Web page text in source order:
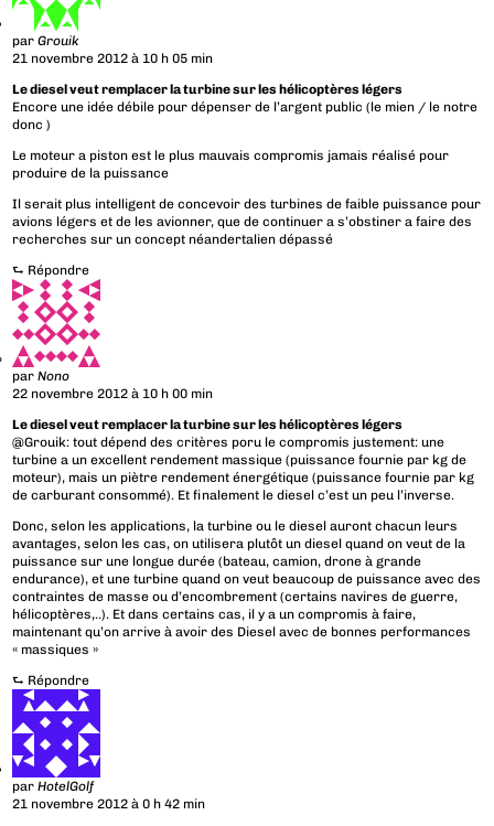
parGrouik
21 novembre 2012 à 10 h 05 min
Le diesel veut remplacer la turbine sur les hélicoptères légers
Encore une idée débile pour dépenser de l’argent public (le mien / le notre
donc )
Le moteur a piston est le plus mauvais compromis jamais réalisé pour
produire de la puissance
Il serait plus intelligent de concevoir des turbines de faible puissance pour
avions légers et de les avionner, que de continuer a s’obstiner a faire des
recherches sur un concept néandertalien dépassé
⮑ Répondre
parNono
22 novembre 2012 à 10 h 00 min
Le diesel veut remplacer la turbine sur les hélicoptères légers
@Grouik: tout dépend des critères poru le compromis justement: une
turbine a un excellent rendement massique (puissance fournie par kg de
moteur), mais un piètre rendement énergétique (puissance fournie par kg
de carburant consommé). Et finalement le diesel c’est un peu l’inverse.
Donc, selon les applications, la turbine ou le diesel auront chacun leurs
avantages, selon les cas, on utilisera plutôt un diesel quand on veut de la
puissance sur une longue durée (bateau, camion, drone à grande
endurance), et une turbine quand on veut beaucoup de puissance avec des
contraintes de masse ou d’encombrement (certains navires de guerre,
hélicoptères,..). Et dans certains cas, il y a un compromis à faire,
maintenant qu’on arrive à avoir des Diesel avec de bonnes performances
« massiques »
⮑ Répondre
parHotelGolf
21 novembre 2012 à 0 h 42 min